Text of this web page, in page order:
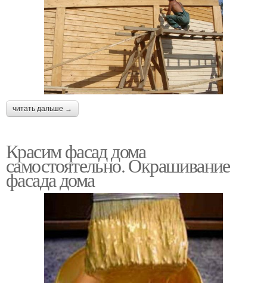
читать дальше →
Красим фасад дома
самостоятельно. Окрашивание
фасада дома